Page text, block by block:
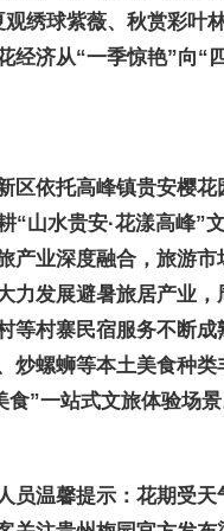
绣球紫薇、秋赏彩叶
经济从“一季惊艳”向“
区依托高峰镇贵安樱花
“山水贵安·花漾高峰”
产业深度融合，旅游市
力发展避暑旅居产业，
等村寨民宿服务不断成
炒螺蛳等本土美食种类
”一站式文旅体验场景
员温馨提示：花期受天